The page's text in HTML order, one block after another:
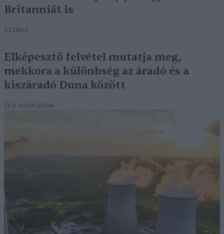
Britanniát is
SZEMLE
Elképesztő felvétel mutatja meg,
mekkora a különbség az áradó és a
kiszáradó Duna között
ÉLŐ BOLYGÓNK